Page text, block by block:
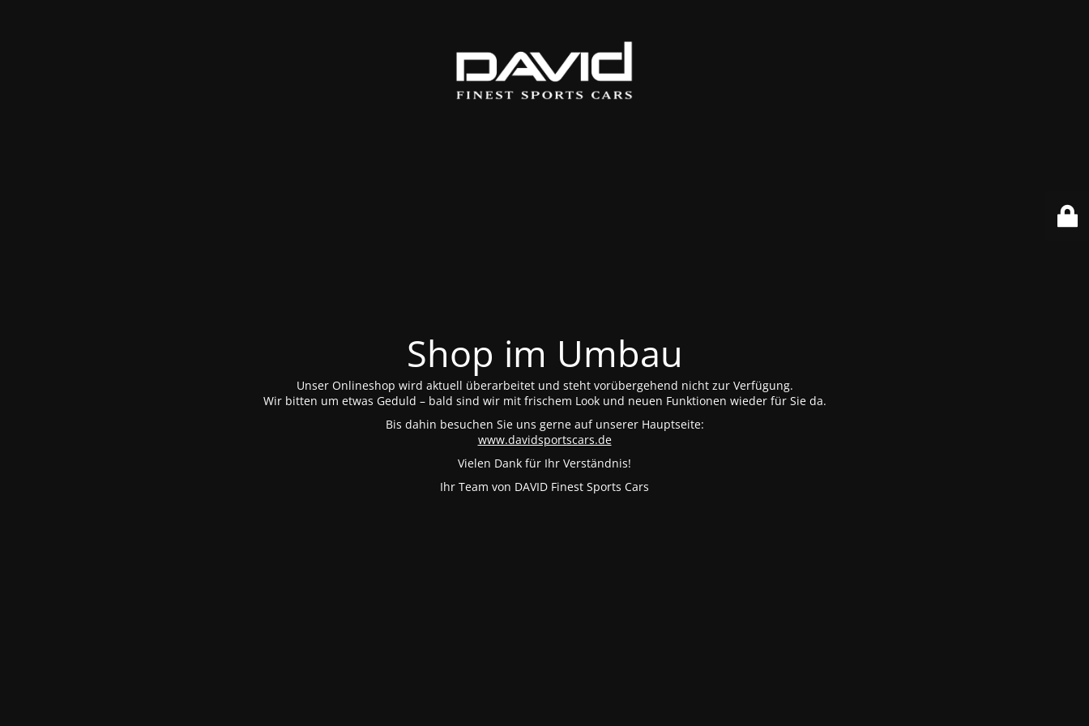
Shop im Umbau
Unser Onlineshop wird aktuell überarbeitet und steht vorübergehend nicht zur Verfügung.
Wir bitten um etwas Geduld – bald sind wir mit frischem Look und neuen Funktionen wieder für Sie da.
Bis dahin besuchen Sie uns gerne auf unserer Hauptseite:
www.davidsportscars.de
Vielen Dank für Ihr Verständnis!
Ihr Team von DAVID Finest Sports Cars